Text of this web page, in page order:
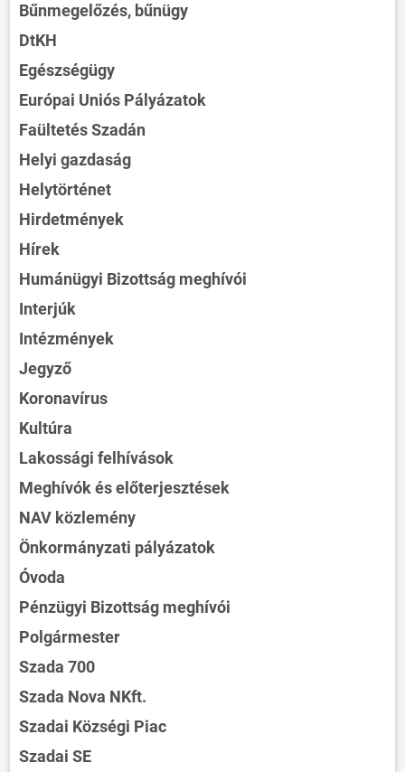
Bűnmegelőzés, bűnügy
DtKH
Egészségügy
Európai Uniós Pályázatok
Faültetés Szadán
Helyi gazdaság
Helytörténet
Hirdetmények
Hírek
Humánügyi Bizottság meghívói
Interjúk
Intézmények
Jegyző
Koronavírus
Kultúra
Lakossági felhívások
Meghívók és előterjesztések
NAV közlemény
Önkormányzati pályázatok
Óvoda
Pénzügyi Bizottság meghívói
Polgármester
Szada 700
Szada Nova NKft.
Szadai Községi Piac
Szadai SE